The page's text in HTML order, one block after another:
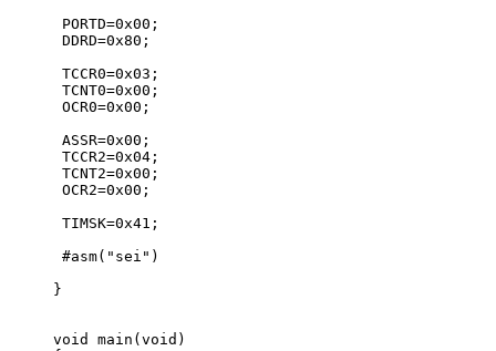
PORTD=0x00;
DDRD=0x80;
TCCR0=0x03;
TCNT0=0x00;
OCR0=0x00;
ASSR=0x00;
TCCR2=0x04;
TCNT2=0x00;
OCR2=0x00;
TIMSK=0x41;
#asm("sei")
}
void main(void)